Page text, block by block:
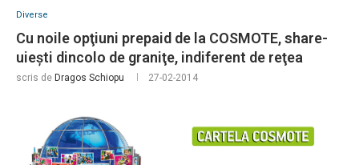
Diverse
Cu noile opţiuni prepaid de la COSMOTE, share-
uieşti dincolo de graniţe, indiferent de reţea
scris de Dragos Schiopu 27-02-2014